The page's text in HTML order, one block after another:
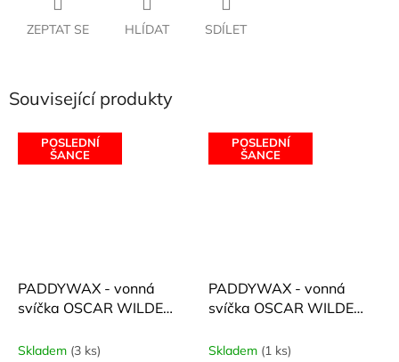
ZEPTAT SE HLÍDAT SDÍLET
Související produkty
POSLEDNÍ
ŠANCE
PADDYWAX - vonná
svíčka OSCAR WILDE
bazalka) 453 g
Skladem (3 ks)
POSLEDNÍ
ŠANCE
PADDYWAX - vonná
svíčka OSCAR WILDE
bazalka) 184 g
Skladem (1 ks)